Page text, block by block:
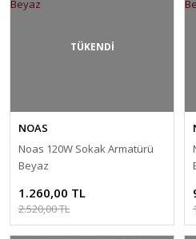
TÜKENDİ
NOAS
Noas 120W Sokak Armatürü
Beyaz
1.260,00 TL
2.520,00 TL